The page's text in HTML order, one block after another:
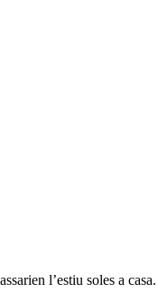
l’estiu soles a